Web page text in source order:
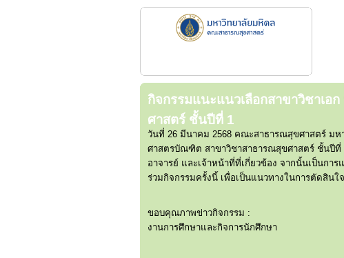
กิจกรรมแนะแนวเลือกสาขาวิชาเอ
ศาสตร์ ชั้นปีที่ 1
วันที่ 26 มีนาคม 2568 คณะสาธารณสุขศาสตร์ มห
ศาสตรบัณฑิต สาขาวิชาสาธารณสุขศาสตร์ ชั้นปีที่
อาจารย์ และเจ้าหน้าที่ที่เกี่ยวข้อง จากนั้นเป็นกา
ร่วมกิจกรรมครั้งนี้ เพื่อเป็นแนวทางในการตัดสิน
ขอบคุณภาพข่าวกิจกรรม :
งานการศึกษาและกิจการนักศึกษา